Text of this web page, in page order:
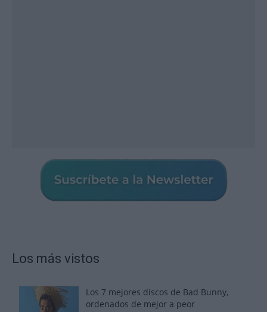
Los más vistos
Los 7 mejores discos de Bad Bunny,
ordenados de mejor a peor